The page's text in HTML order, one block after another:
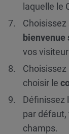
laquelle le
bienvenue
vos
choisir le
Définissez
par défaut,
champs.